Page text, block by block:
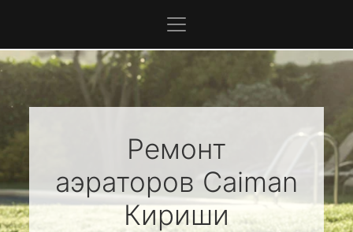
Ремонт
аэраторов Caiman
Кириши